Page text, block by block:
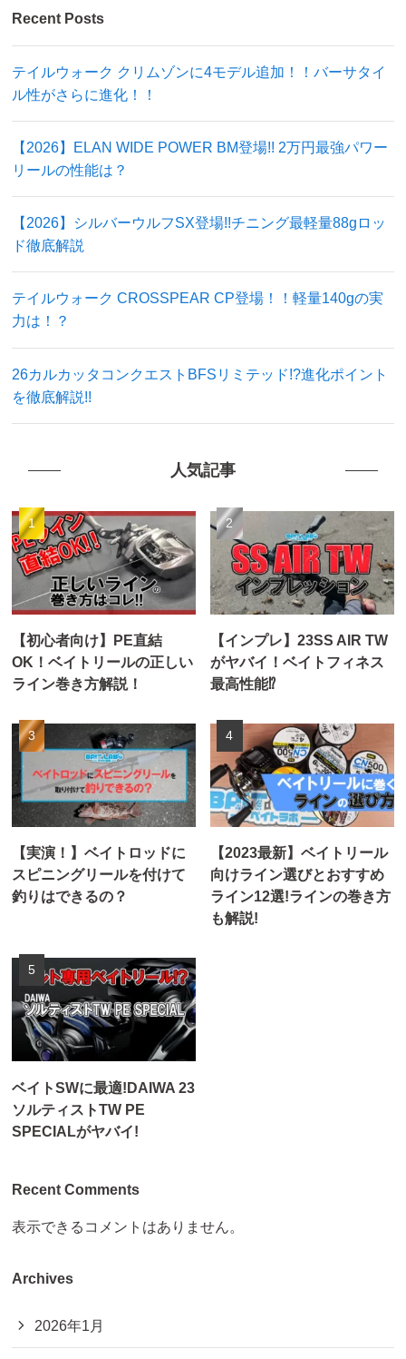
Recent Posts
テイルウォーク クリムゾンに4モデル追加！！バーサタイ
ル性がさらに進化！！
【2026】ELAN WIDE POWER BM登場!! 2万円最強パワー
リールの性能は？
【2026】シルバーウルフSX登場!!チニング最軽量88gロッ
ド徹底解説
テイルウォーク CROSSPEAR CP登場！！軽量140gの実
力は！？
26カルカッタコンクエストBFSリミテッド!?進化ポイント
を徹底解説!!
人気記事
【初心者向け】PE直結
OK！ベイトリールの正しい
ライン巻き方解説！
【インプレ】23SS AIR TW
がヤバイ！ベイトフィネス
最高性能⁉
【実演！】ベイトロッドに
スピニングリールを付けて
釣りはできるの？
【2023最新】ベイトリール
向けライン選びとおすすめ
ライン12選!ラインの巻き方
も解説!
ベイトSWに最適!DAIWA 23
ソルティストTW PE
SPECIALがヤバイ!
Recent Comments
表示できるコメントはありません。
Archives
2026年1月